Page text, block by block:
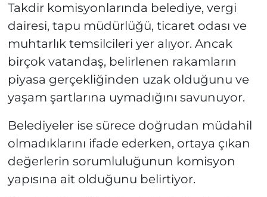
Takdir komisyonlarında belediye, vergi
dairesi, tapu müdürlüğü, ticaret odası ve
muhtarlık temsilcileri yer alıyor. Ancak
birçok vatandaş, belirlenen rakamların
piyasa gerçekliğinden uzak olduğunu ve
yaşam şartlarına uymadığını savunuyor.
Belediyeler ise sürece doğrudan müdahil
olmadıklarını ifade ederken, ortaya çıkan
değerlerin sorumluluğunun komisyon
yapısına ait olduğunu belirtiyor.